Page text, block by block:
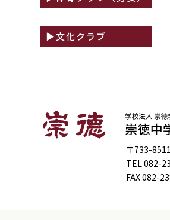
空手道部
水泳部
ソフトテニス部
文化クラブ
茶道部
写真部
宗教部
〒733-
TEL082-
FAX082-